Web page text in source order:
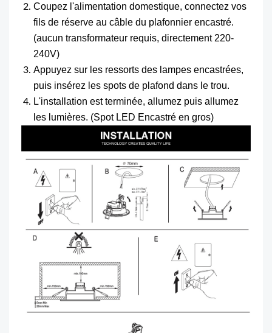
Coupez l'alimentation domestique, connectez vos
fils de réserve au câble du plafonnier encastré.
(aucun transformateur requis, directement 220-
240V)
Appuyez sur les ressorts des lampes encastrées,
puis insérez les spots de plafond dans le trou.
L'installation est terminée, allumez puis allumez
les lumières. (Spot LED Encastré en gros)